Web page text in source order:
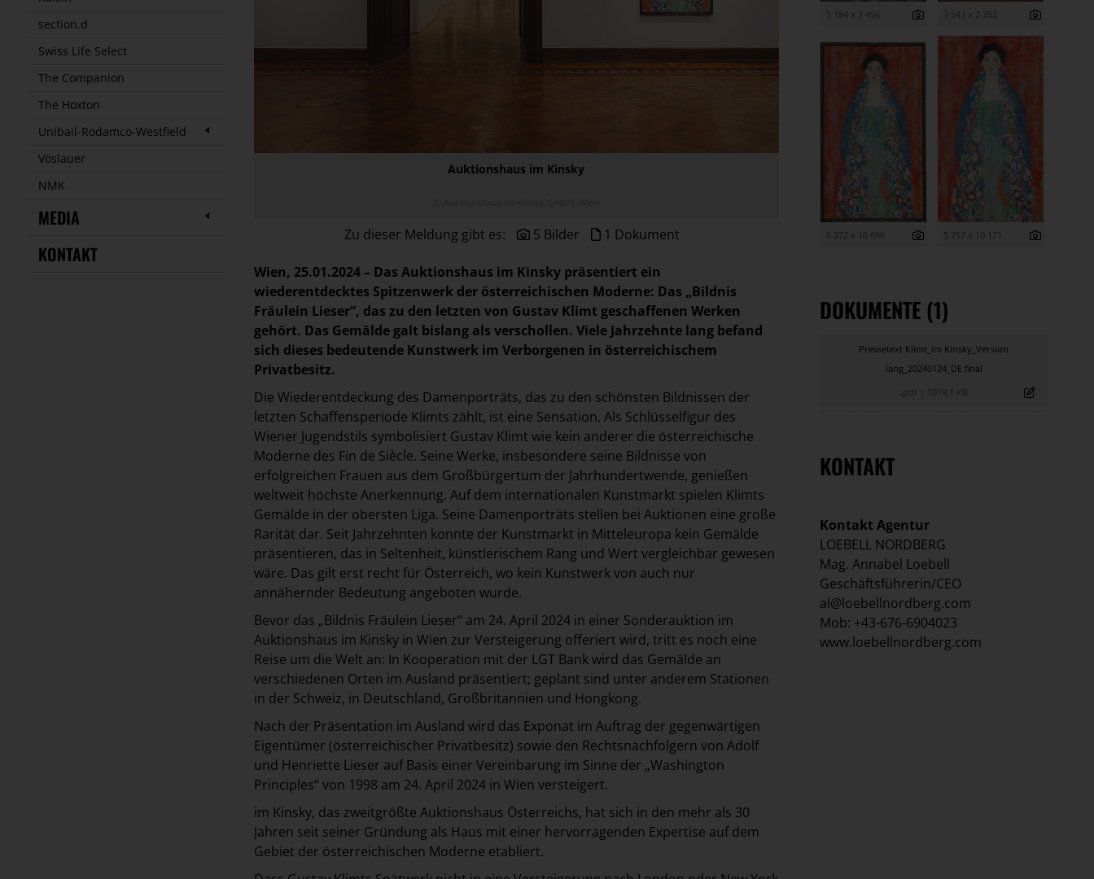
section.d
Swiss Life Select
The Companion
The Hoxton
Unibail-Rodamco-Westfield
Vöslauer
NMK
MEDIA
KONTAKT
Auktionshaus im Kinsky
Zu dieser Meldung gibt es: 5 Bilder 1 Dokument
Wien, 25.01.2024 – Das Auktionshaus im Kinsky präsentiert ein
wiederentdecktes Spitzenwerk der österreichischen Moderne: Das „Bildnis
Fräulein Lieser“, das zu den letzten von Gustav Klimt geschaffenen Werken
gehört. Das Gemälde galt bislang als verschollen. Viele Jahrzehnte lang befand
sich dieses bedeutende Kunstwerk im Verborgenen in österreichischem
Privatbesitz.
Die Wiederentdeckung des Damenporträts, das zu den schönsten Bildnissen der
letzten Schaffensperiode Klimts zählt, ist eine Sensation. Als Schlüsselfigur des
Wiener Jugendstils symbolisiert Gustav Klimt wie kein anderer die österreichische
Moderne des Fin de Siècle. Seine Werke, insbesondere seine Bildnisse von
erfolgreichen Frauen aus dem Großbürgertum der Jahrhundertwende, genießen
weltweit höchste Anerkennung. Auf dem internationalen Kunstmarkt spielen Klimts
Gemälde in der obersten Liga. Seine Damenporträts stellen bei Auktionen eine große
Rarität dar. Seit Jahrzehnten konnte der Kunstmarkt in Mitteleuropa kein Gemälde
präsentieren, das in Seltenheit, künstlerischem Rang und Wert vergleichbar gewesen
wäre. Das gilt erst recht für Österreich, wo kein Kunstwerk von auch nur
annähernder Bedeutung angeboten wurde.
Bevor das „Bildnis Fräulein Lieser“ am 24. April 2024 in einer Sonderauktion im
Auktionshaus im Kinsky in Wien zur Versteigerung offeriert wird, tritt es noch eine
Reise um die Welt an: In Kooperation mit der LGT Bank wird das Gemälde an
verschiedenen Orten im Ausland präsentiert; geplant sind unter anderem Stationen
in der Schweiz, in Deutschland, Großbritannien und Hongkong.
Nach der Präsentation im Ausland wird das Exponat im Auftrag der gegenwärtigen
Eigentümer (österreichischer Privatbesitz) sowie den Rechtsnachfolgern von Adolf
und Henriette Lieser auf Basis einer Vereinbarung im Sinne der „Washington
Principles“ von 1998 am 24. April 2024 in Wien versteigert.
im Kinsky, das zweitgrößte Auktionshaus Österreichs, hat sich in den mehr als 30
Jahren seit seiner Gründung als Haus mit einer hervorragenden Expertise auf dem
Gebiet der österreichischen Moderne etabliert.
5 184 x 3 456 3 543 x 2 352
6 272 x 10 696 5 757 x 10 171
DOKUMENTE (1)
Pressetext Klimt_im Kinsky_Version
lang_20240124_DE final
.pdf
1019,1 KB
KONTAKT
Kontakt Agentur
LOEBELL NORDBERG
Mag. Annabel Loebell
Geschäftsführerin/CEO
al@loebellnordberg.com
Mob: +43-676-6904023
www.loebellnordberg.com